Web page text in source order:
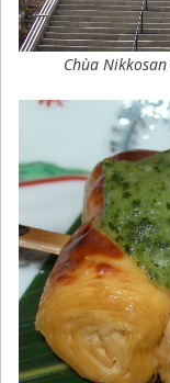
Chùa